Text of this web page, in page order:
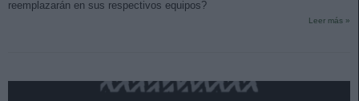
reemplazarán en sus respectivos equipos?
Leer más »